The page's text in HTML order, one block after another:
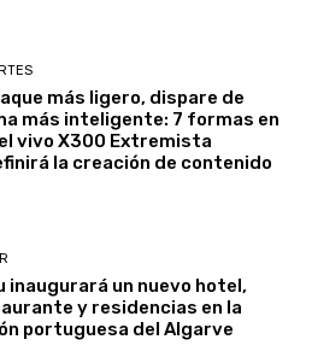
más ligero, dispare de
más inteligente: 7 formas en
vivo X300 Extremista
la creación de contenido
inaugurará un nuevo hotel,
y residencias en la
portuguesa del Algarve